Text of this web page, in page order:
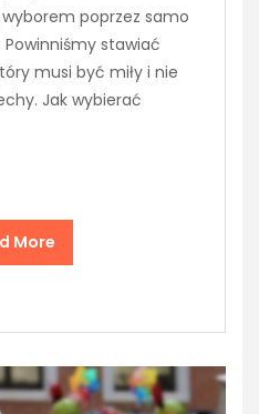
poprzez samo
Powinniśmy stawiać
musi być miły i nie
Jak wybierać
More